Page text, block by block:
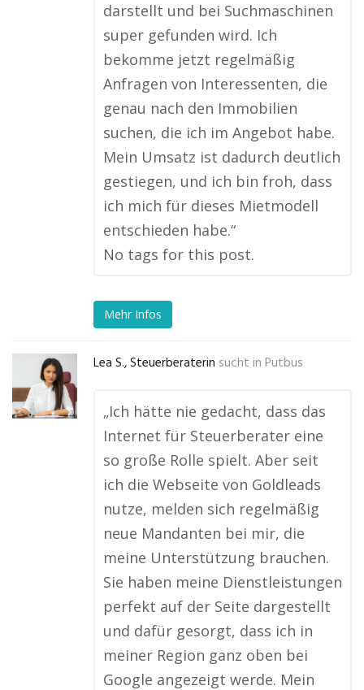
darstellt und bei Suchmaschinen
super gefunden wird. Ich
bekomme jetzt regelmäßig
Anfragen von Interessenten, die
genau nach den Immobilien
suchen, die ich im Angebot habe.
Mein Umsatz ist dadurch deutlich
gestiegen, und ich bin froh, dass
ich mich für dieses Mietmodell
entschieden habe.“
No tags for this post.
Mehr Infos
Lea S., Steuerberaterin sucht in Putbus
„Ich hätte nie gedacht, dass das
Internet für Steuerberater eine
so große Rolle spielt. Aber seit
ich die Webseite von Goldleads
nutze, melden sich regelmäßig
neue Mandanten bei mir, die
meine Unterstützung brauchen.
Sie haben meine Dienstleistungen
perfekt auf der Seite dargestellt
und dafür gesorgt, dass ich in
meiner Region ganz oben bei
Google angezeigt werde. Mein